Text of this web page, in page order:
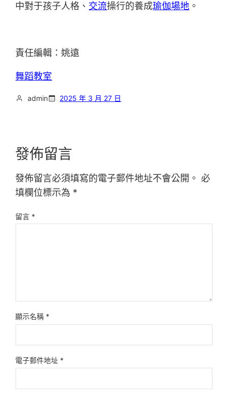
中對于孩子人格、 交流操行的養成瑜伽場地 。
責任編輯：姚遠
舞蹈教室
admin 2025 年 3 月 27 日
發佈留言
發佈留言必須填寫的電子郵件地址不會公開。 必
填欄位標示為 *
留言 *
顯示名稱 *
電子郵件地址 *